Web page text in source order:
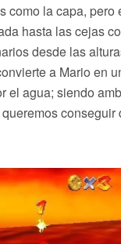
como la capa, pero
hasta las cejas
desde las
a Mario en
el agua; siendo
conseguir